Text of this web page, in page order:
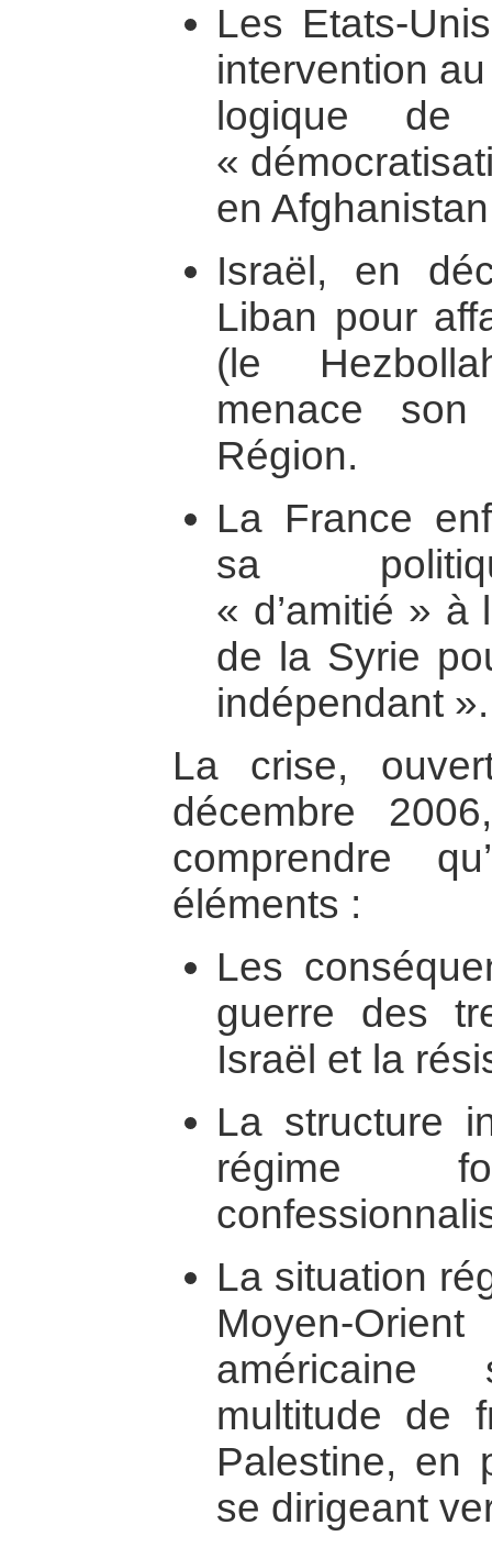
Les Etats-
intervention
logique
«
en
Israël, en
Liban pour
(le
menace
Région.
La France
sa
« d’amitié » à
de la Syrie
indépendant ».
La crise,
décembre
comprendre
éléments :
Les
guerre des
Israël et la
La structure
régime
La situation
Moyen-
multitude de
Palestine, en
se dirigeant